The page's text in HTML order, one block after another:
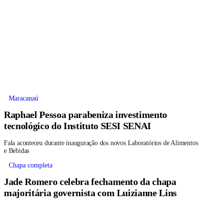
Maracanaú
Raphael Pessoa parabeniza investimento
tecnológico do Instituto SESI SENAI
Fala aconteceu durante inauguração dos novos Laboratórios de Alimentos
e Bebidas
Chapa completa
Jade Romero celebra fechamento da chapa
majoritária governista com Luizianne Lins